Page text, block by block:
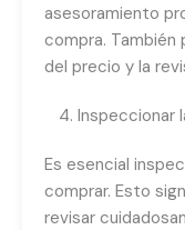
asesoramiento
compra. También
del precio y la
Inspeccionar
Es esencial
comprar. Esto
revisar